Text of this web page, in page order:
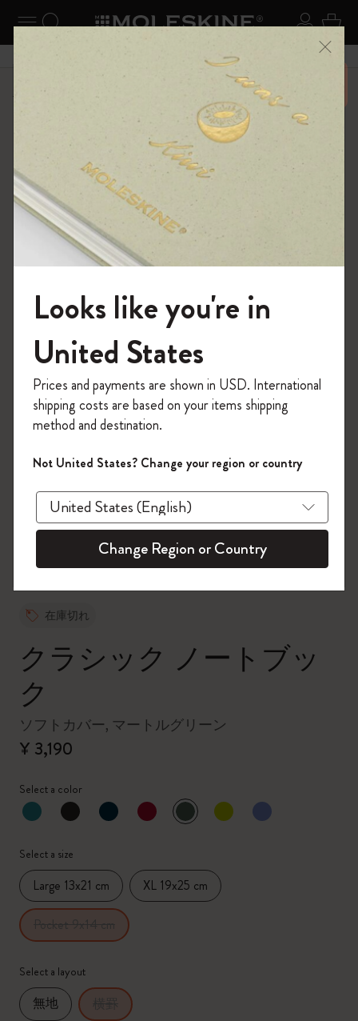
ナビゲーションの切替 ログ
検索 (キーワードなど) カ
6,500円以上のご購入で送料無料 メニ
ーを閉じる
ショップ The Original Notebook
在庫切れ
クラシック ノートブッ
ク
ソフトカバー, マートルグリーン
¥ 3,190
Select a color
選択済
*選択したカラー
Select a size
Large 13x21 cm XL 19x25 cm
Select a layout
無地
モレスキンの世界へようこそ
「WELCOME10」を入力すると、初回注
文が10%オフ＋送料無料になります。セ
ール・アウトレット品は適用外。
Moleskineアカウントを作成して限定オフ
ァーや会員特典、さらに多くのインスピ
レーションを手に入れましょう。
今すぐ会員登録 !
Looks like you're in
United States
Prices and payments are shown in USD. International
shipping costs are based on your items shipping
method and destination.
Not United States? Change your region or country
Change Region or Country